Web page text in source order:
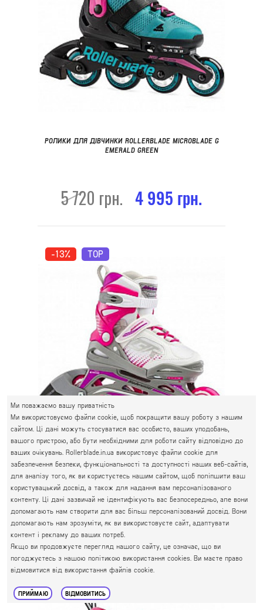
РОЛИКИ ДЛЯ ДІВЧИНКИ ROLLERBLADE MICROBLADE G
EMERALD GREEN
5 720 грн. 4 995 грн.
-13% TOP
ДИТЯЧІ РОЛИКИ ДЛЯ ДІВЧАТ ROLLERBLADE BLADERUNNER
PHOENIX G
5 100 грн. 4 399 грн.
-10%
Ми поважаємо вашу приватність
Ми використовуємо файли cookie, щоб покращити вашу роботу з нашим
сайтом. Ці дані можуть стосуватися вас особисто, ваших уподобань,
вашого пристрою, або бути необхідними для роботи сайту відповідно до
ваших очікувань. Rollerblade.in.ua використовує файли cookie для
забезпечення безпеки, функціональності та доступності наших веб-сайтів,
для аналізу того, як ви користуєтесь нашим сайтом, щоб поліпшити ваш
користувацький досвід, а також для надання вам персоналізованого
контенту. Ці дані зазвичай не ідентифікують вас безпосередньо, але вони
допомагають нам створити для вас більш персоналізований досвід. Вони
допомагають нам зрозуміти, як ви використовуєте сайт, адаптувати
контент і рекламу до ваших потреб.
Якщо ви продовжуєте перегляд нашого сайту, це означає, що ви
погоджуєтесь з нашою політикою використання cookies. Ви маєте право
відмовитися від використання файлів cookie.
ПРИЙМАЮ ВІДМОВИТИСЬ